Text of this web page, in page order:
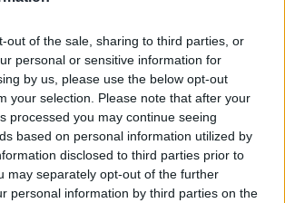
out of the sale, sharing to third parties, or
personal or sensitive information for
by us, please use the below opt-out
your selection. Please note that after your
processed you may continue seeing
based on personal information utilized by
disclosed to third parties prior to
may separately opt-out of the further
personal information by third parties on the
copți – rețetă video și pas cu pas
25.07.2026